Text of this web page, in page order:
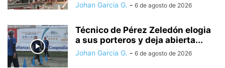
Johan Garcia G. - 6 de agosto de 2026
Técnico de Pérez Zeledón elogia
a sus porteros y deja abierta...
Johan Garcia G. - 6 de agosto de 2026